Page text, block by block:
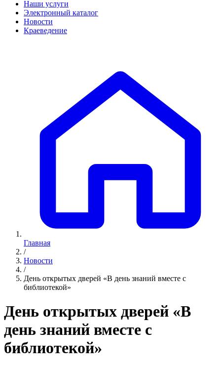
Наши услуги
Электронный каталог
Новости
Краеведение
Главная
/
Новости
/
День открытых дверей «В день знаний вместе с
библиотекой»
День открытых дверей «В
день знаний вместе с
библиотекой»